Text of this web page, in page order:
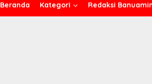
Beranda Kategori Redaksi